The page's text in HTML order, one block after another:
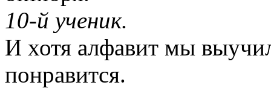
10-й ученик.
И хотя алфавит мы
понравится.